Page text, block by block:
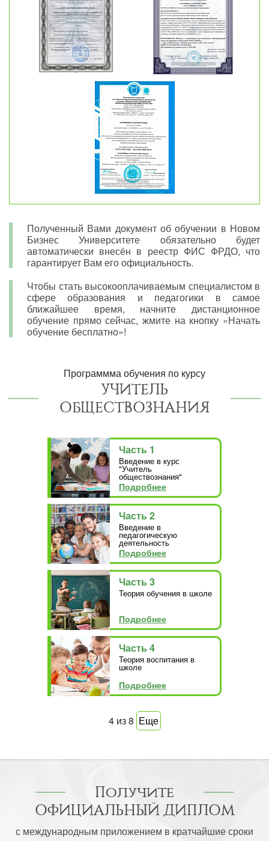
Полученный Вами документ об обучении в Новом
Бизнес Университете обязательно будет
автоматически внесён в реестр ФИС ФРДО, что
гарантирует Вам его официальность.
Чтобы стать высокооплачиваемым специалистом в
сфере образования и педагогики в самое
ближайшее время, начните дистанционное
обучение прямо сейчас, жмите на кнопку «Начать
обучение бесплатно»!
Программма обучения по курсу
УЧИТЕЛЬ
ОБЩЕСТВОЗНАНИЯ
Часть 1
Введение в курс
"Учитель
обществознания"
Подробнее
Часть 2
Введение в
педагогическую
деятельность
Подробнее
Часть 3
Теория обучения в школе
Подробнее
Часть 4
Теория воспитания в
школе
Подробнее
4из8 Еще
Получите
ОФИЦИАЛЬНЫЙ ДИПЛОМ
с международным приложением в кратчайшие сроки